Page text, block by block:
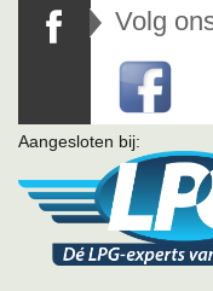
 Volg
Aangesloten bij: